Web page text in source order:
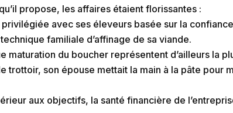
propose, les affaires étaient florissantes :
avec ses éleveurs basée sur la
familiale d’affinage de sa viande.
maturation du boucher représentent d’ailleurs la
trottoir, son épouse mettait la main à la pâte pour
aux objectifs, la santé financière de